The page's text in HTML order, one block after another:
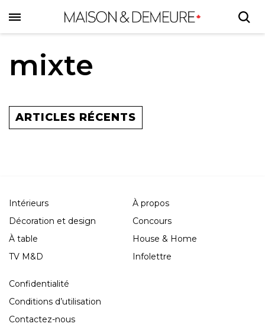
to
main
mixte
ARTICLES RÉCENTS
Intérieurs
Décoration et design
À table
TV M&D
À propos
Concours
House & Home
Infolettre
Confidentialité
Conditions d’utilisation
Contactez-nous